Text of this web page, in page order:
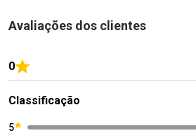
Avaliações dos clientes
0
Classificação
5